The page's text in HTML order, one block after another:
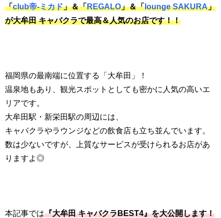
「club帝-ミカド」＆「REGALO」＆「lounge SAKURA」
が大牟田キャバクラで最高＆人気のお店です！！
福岡県の最南端に位置する「大牟田」！
温泉地もあり、観光スポットとしても密かに人気の高いエ
リアです。
大牟田駅・新栄田駅の周辺には、
キャバクラやラウンジなどの飲食店も立ち並んでいます。
数は少ないですが、上質なサービスが受けられるお店があ
りますよ◎
本記事では『大牟田キャバクラBEST4』を大公開します！